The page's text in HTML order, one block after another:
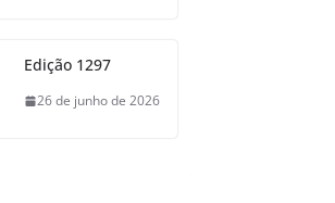
Edição 1297
26 de junho de 2026